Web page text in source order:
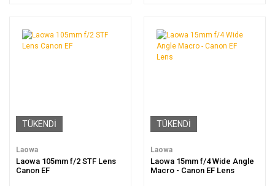
TÜKENDİ
Laowa
Laowa 105mm f/2 STF Lens
Canon EF
TÜKENDİ
Laowa
Laowa 15mm f/4 Wide Angle
Macro - Canon EF Lens